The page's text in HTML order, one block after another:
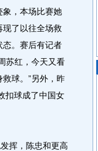
象，本场比赛她
现了以往全场救
态。赛后有记者
苏红，今天又看
球。”另外，昨
扣球成了中国女
挥，陈忠和更高